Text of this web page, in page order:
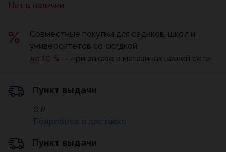
Нет в наличии
Совместные покупки для садиков, школ и
университетов со скидкой
до 10 % — при заказе в магазинах нашей сети.
Пункт выдачи
0 ₽
Подробнее о доставке
Пункт выдачи